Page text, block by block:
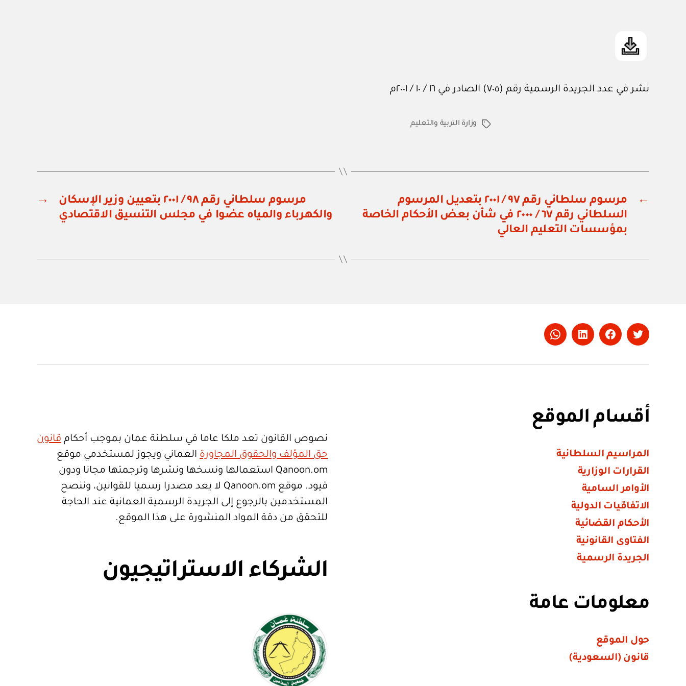
نشر في عدد الجريدة الرسمية رقم (٧٠٥) الصادر في ١٦ / ١٠ / ٢٠٠١م
الوسوموزارة التربية والتعليم
←
مرسوم سلطاني رقم ٩٧ / ٢٠٠١ بتعديل المرسوم
السلطاني رقم ٦٧ / ٢٠٠٠ في شأن بعض الأحكام الخاصة
بمؤسسات التعليم العالي
→
مرسوم سلطاني رقم ٩٨ / ٢٠٠١ بتعيين وزير الإسكان
والكهرباء والمياه عضوا في مجلس التنسيق الاقتصادي
Twitter
Facebook
LinkedIn
Whatsapp
أقسام الموقع
المراسيم السلطانية
القرارات الوزارية
الأوامر السامية
الاتفاقيات الدولية
الأحكام القضائية
الفتاوى القانونية
الجريدة الرسمية
معلومات عامة
حول الموقع
قانون (السعودية)
نصوص القانون تعد ملكا عاما في سلطنة عمان بموجب أحكام قانون
حق المؤلف والحقوق المجاورة العماني ويجوز لمستخدمي موقع
Qanoon.om استعمالها ونسخها ونشرها وترجمتها مجانا ودون
قيود. موقع Qanoon.om لا يعد مصدرا رسميا للقوانين، وننصح
المستخدمين بالرجوع إلى الجريدة الرسمية العمانية عند الحاجة
للتحقق من دقة المواد المنشورة على هذا الموقع.
الشركاء الاستراتيجيون